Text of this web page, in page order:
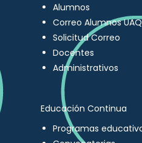
Alumnos
Correo Alumnos UAQ
Solicitud Correo
Docentes
Administrativos
Educación Continua
Programas